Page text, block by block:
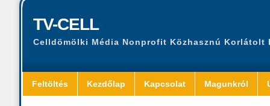
TV-CELL
Celldömölki Média Nonprofit Közhasznú Korlátolt
Feltöltés Kezdőlap Kapcsolat Magunkról